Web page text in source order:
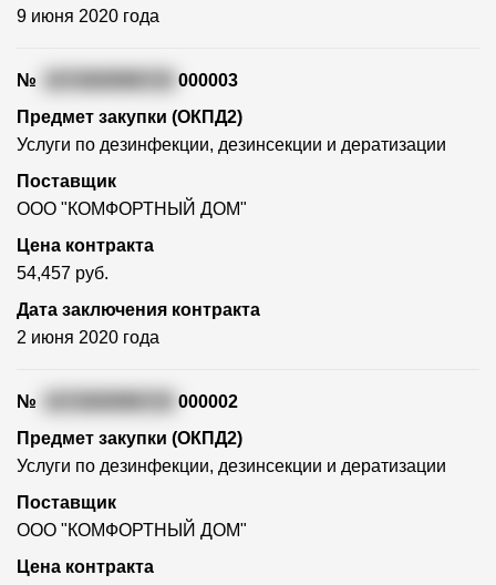
9 июня 2020 года
№
000003
Предмет закупки (ОКПД2)
Услуги по дезинфекции, дезинсекции и дератизации
Поставщик
ООО "КОМФОРТНЫЙ ДОМ"
Цена контракта
54,457 руб.
Дата заключения контракта
2 июня 2020 года
№
000002
Предмет закупки (ОКПД2)
Услуги по дезинфекции, дезинсекции и дератизации
Поставщик
ООО "КОМФОРТНЫЙ ДОМ"
Цена контракта